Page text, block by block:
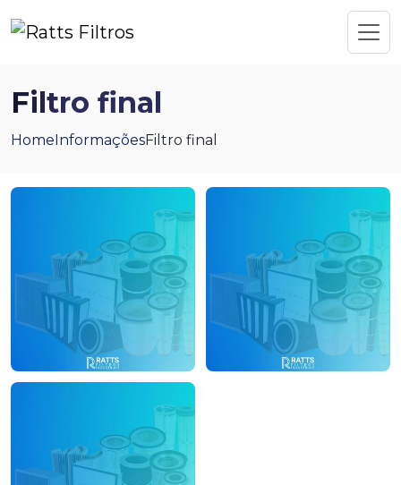
Filtro final
Home InformaçõesFiltro final